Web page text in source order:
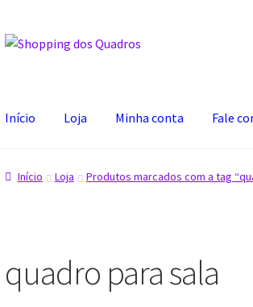
Pular
Pular
Início Loja Minha conta Fale
Início Artistas parceiros Carrinho Fale conosco
Início Loja Produtos marcados com a tag
quadro para sala